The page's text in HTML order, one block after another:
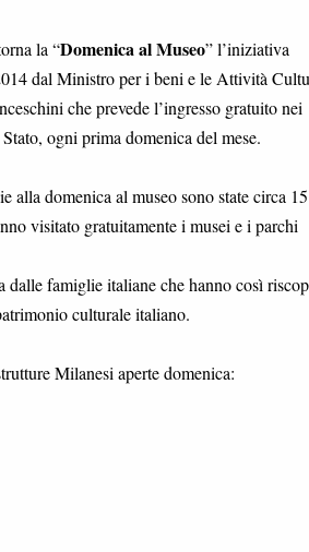
la “Domenica al Museo” l’iniziativa
dal Ministro per i beni e le Attività
che prevede l’ingresso gratuito nei
ogni prima domenica del mese.
alla domenica al museo sono state circa 15
visitato gratuitamente i musei e i parchi
dalle famiglie italiane che hanno così
culturale italiano.
Milanesi aperte domenica: